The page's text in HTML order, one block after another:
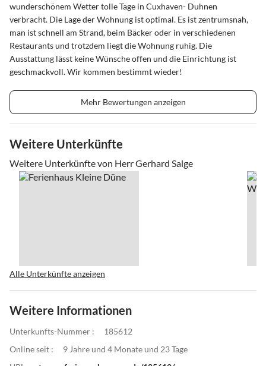
wunderschönem Wetter tolle Tage in Cuxhaven- Duhnen
verbracht. Die Lage der Wohnung ist optimal. Es ist zentrumsnah,
man ist schnell am Strand, beim Bäcker oder in verschiedenen
Restaurants und trotzdem liegt die Wohnung ruhig. Die
Ausstattung lässt keine Wünsche offen und die Einrichtung ist
geschmackvoll. Wir kommen bestimmt wieder!
Mehr Bewertungen anzeigen
Weitere Unterkünfte
Weitere Unterkünfte von Herr Gerhard Salge
Alle Unterkünfte anzeigen
Weitere Informationen
Unterkunfts-Nummer :
185612
Online seit :
9 Jahre und 4 Monate und 23 Tage